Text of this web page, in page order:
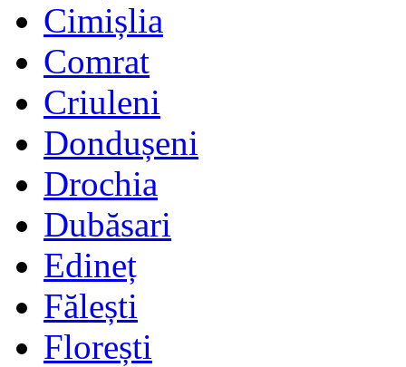
Cimișlia
Comrat
Criuleni
Dondușeni
Drochia
Dubăsari
Edineț
Fălești
Florești